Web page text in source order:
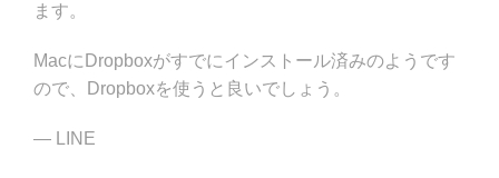
ます。
MacにDropboxがすでにインストール済みのようです
ので、Dropboxを使うと良いでしょう。
— LINE